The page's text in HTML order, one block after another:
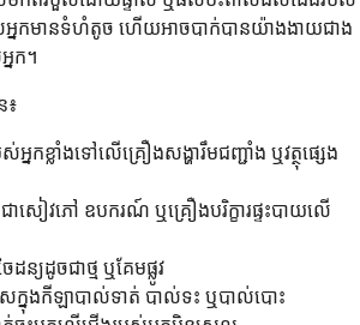
ស់អ្នកមានទំហំតូច ហើយអាចបាក់បានយ៉ាងងាយជាង
នក។
៖
អ្នកខ្លាំងទៅលើគ្រឿងសង្ហារឹមជញ្ជាំង ឬវត្ថុផ្សេង
ចជាសៀវភៅ ឧបករណ៍ ឬគ្រឿងបរិក្ខារផ្ទះបាយលើ
ដន្យដូចជាថ្ម ឬគែមផ្លូវ
ក្នុងកីឡាបាល់ទាត់ បាល់ទះ ឬបាល់បោះ